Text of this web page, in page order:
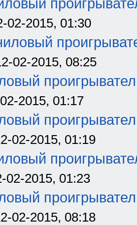
02-2015, 01:30
02-2015, 08:25
2015, 01:17
02-2015, 01:19
02-2015, 01:23
02-2015, 08:18